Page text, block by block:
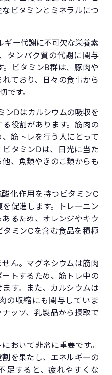
ビタミンとミネラルにつ
ギー代謝に不可欠な栄養素
タンパク質の代謝に関与
。ビタミンB群は、豚肉や
ており、日々の食事から
です。
ンDはカルシウムの吸収を
役割があります。筋肉の
筋トレを行う人にとって
タミンDは、日光に当た
、魚類やきのこ類からも
化作用を持つビタミンC
促進します。トレーニン
るため、オレンジやキウ
ミンCを含む食品を積極
ん。マグネシウムは筋肉
トするため、筋トレ中の
す。また、カルシウムは
の収縮にも関与していま
ッツ、乳製品から摂取で
おいて非常に重要です。
を果たし、エネルギーの
足すると、疲れやすくな